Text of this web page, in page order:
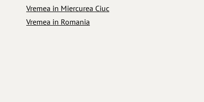
Vremea in Miercurea Ciuc
Vremea in Romania